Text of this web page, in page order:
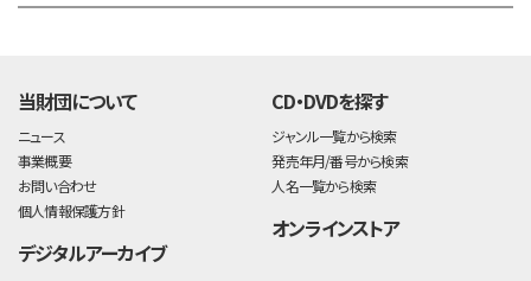
当財団について
ニュース
事業概要
お問い合わせ
個人情報保護方針
デジタルアーカイブ
CD・DVDを探す
ジャンル一覧から検索
発売年月/番号から検索
人名一覧から検索
オンラインストア